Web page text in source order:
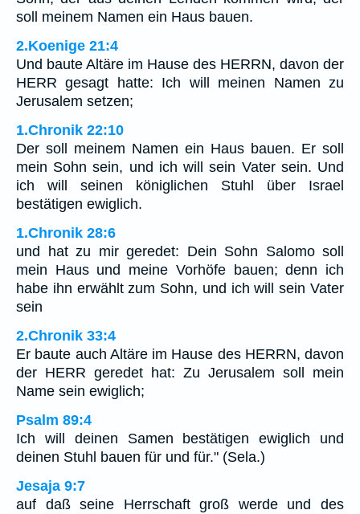
soll meinem Namen ein Haus bauen.
2.Koenige 21:4
Und baute Altäre im Hause des HERRN, davon der
HERR gesagt hatte: Ich will meinen Namen zu
Jerusalem setzen;
1.Chronik 22:10
Der soll meinem Namen ein Haus bauen. Er soll
mein Sohn sein, und ich will sein Vater sein. Und
ich will seinen königlichen Stuhl über Israel
bestätigen ewiglich.
1.Chronik 28:6
und hat zu mir geredet: Dein Sohn Salomo soll
mein Haus und meine Vorhöfe bauen; denn ich
habe ihn erwählt zum Sohn, und ich will sein Vater
sein
2.Chronik 33:4
Er baute auch Altäre im Hause des HERRN, davon
der HERR geredet hat: Zu Jerusalem soll mein
Name sein ewiglich;
Psalm 89:4
Ich will deinen Samen bestätigen ewiglich und
deinen Stuhl bauen für und für." (Sela.)
Jesaja 9:7
auf daß seine Herrschaft groß werde und des